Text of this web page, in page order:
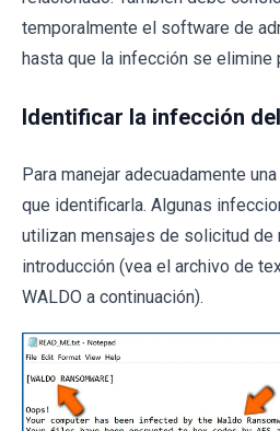
temporalmente el software de
hasta que la infección se elimine
Identificar la infección
Para manejar adecuadamente
que identificarla. Algunas
utilizan mensajes de solicitud de
introducción (vea el archivo de
WALDO a continuación).